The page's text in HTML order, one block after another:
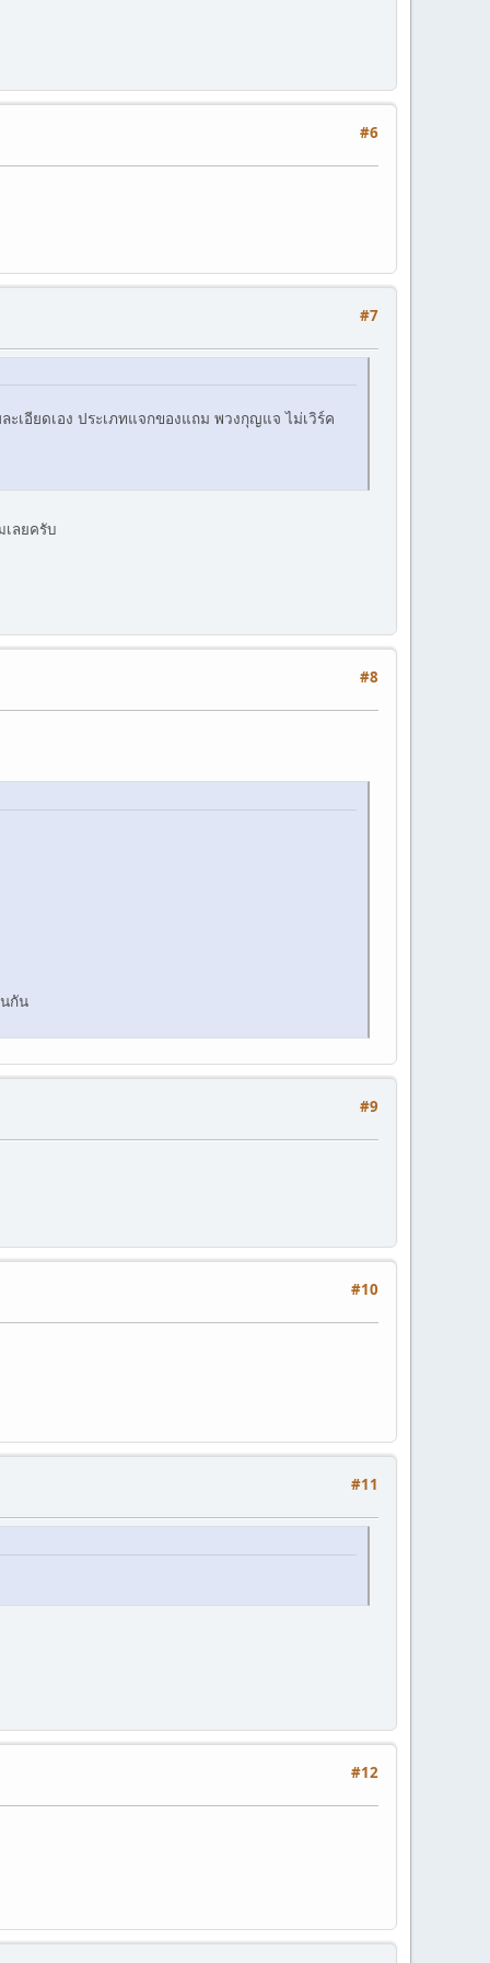
#6
#7
เอียดเอง ประเภทแจกของแถม พวงกุญแจ ไม่เวิร์ค
เลยครับ
#8
กัน
#9
#10
#11
#12